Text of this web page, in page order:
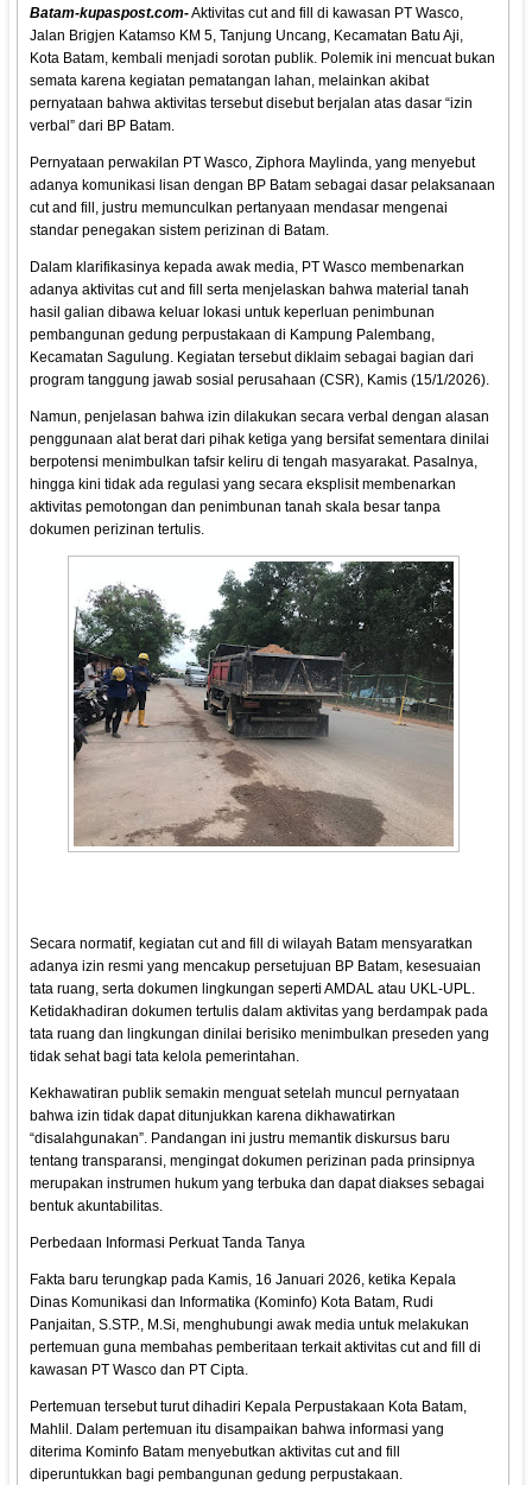
Batam-kupaspost.com-Aktivitas cut and fill di kawasan PT Wasco,
Jalan Brigjen Katamso KM 5, Tanjung Uncang, Kecamatan Batu Aji,
Kota Batam, kembali menjadi sorotan publik. Polemik ini mencuat bukan
semata karena kegiatan pematangan lahan, melainkan akibat
pernyataan bahwa aktivitas tersebut disebut berjalan atas dasar “izin
verbal” dari BP Batam.
Pernyataan perwakilan PT Wasco, Ziphora Maylinda, yang menyebut
adanya komunikasi lisan dengan BP Batam sebagai dasar pelaksanaan
cut and fill, justru memunculkan pertanyaan mendasar mengenai
standar penegakan sistem perizinan di Batam.
Dalam klarifikasinya kepada awak media, PT Wasco membenarkan
adanya aktivitas cut and fill serta menjelaskan bahwa material tanah
hasil galian dibawa keluar lokasi untuk keperluan penimbunan
pembangunan gedung perpustakaan di Kampung Palembang,
Kecamatan Sagulung. Kegiatan tersebut diklaim sebagai bagian dari
program tanggung jawab sosial perusahaan (CSR), Kamis (15/1/2026).
Namun, penjelasan bahwa izin dilakukan secara verbal dengan alasan
penggunaan alat berat dari pihak ketiga yang bersifat sementara dinilai
berpotensi menimbulkan tafsir keliru di tengah masyarakat. Pasalnya,
hingga kini tidak ada regulasi yang secara eksplisit membenarkan
aktivitas pemotongan dan penimbunan tanah skala besar tanpa
dokumen perizinan tertulis.
Secara normatif, kegiatan cut and fill di wilayah Batam mensyaratkan
adanya izin resmi yang mencakup persetujuan BP Batam, kesesuaian
tata ruang, serta dokumen lingkungan seperti AMDAL atau UKL-UPL.
Ketidakhadiran dokumen tertulis dalam aktivitas yang berdampak pada
tata ruang dan lingkungan dinilai berisiko menimbulkan preseden yang
tidak sehat bagi tata kelola pemerintahan.
Kekhawatiran publik semakin menguat setelah muncul pernyataan
bahwa izin tidak dapat ditunjukkan karena dikhawatirkan
“disalahgunakan”. Pandangan ini justru memantik diskursus baru
tentang transparansi, mengingat dokumen perizinan pada prinsipnya
merupakan instrumen hukum yang terbuka dan dapat diakses sebagai
bentuk akuntabilitas.
Perbedaan Informasi Perkuat Tanda Tanya
Fakta baru terungkap pada Kamis, 16 Januari 2026, ketika Kepala
Dinas Komunikasi dan Informatika (Kominfo) Kota Batam, Rudi
Panjaitan, S.STP., M.Si, menghubungi awak media untuk melakukan
pertemuan guna membahas pemberitaan terkait aktivitas cut and fill di
kawasan PT Wasco dan PT Cipta.
Pertemuan tersebut turut dihadiri Kepala Perpustakaan Kota Batam,
Mahlil. Dalam pertemuan itu disampaikan bahwa informasi yang
diterima Kominfo Batam menyebutkan aktivitas cut and fill
diperuntukkan bagi pembangunan gedung perpustakaan.